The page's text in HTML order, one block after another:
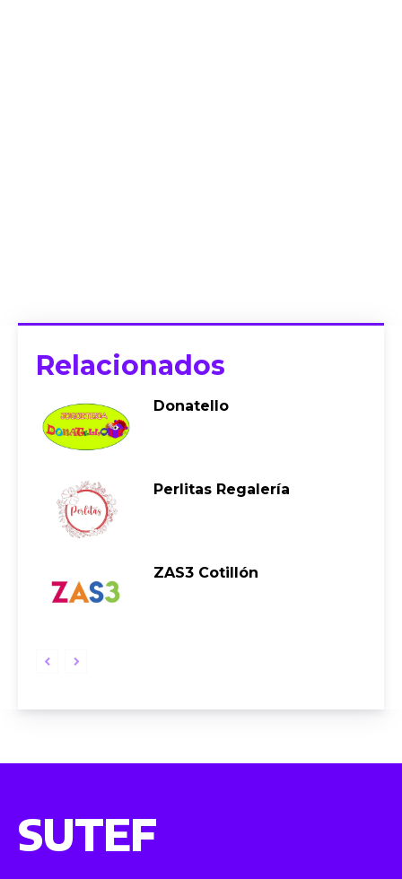
Relacionados
Donatello
Perlitas Regalería
ZAS3 Cotillón
SUTEF